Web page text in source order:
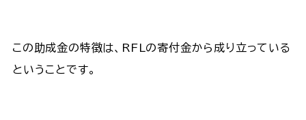
この助成金の特徴は、RFLの寄付金から成り立っている
ということです。